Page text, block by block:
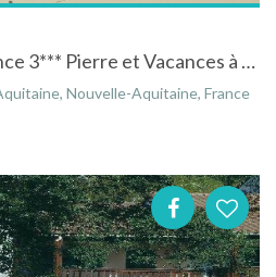
Apt T1 Bis dans résidence 3*** Pierre et Vacances à Moliets-et-Maa avec piscine et vue sur le golf
Nouvelle-Aquitaine, France